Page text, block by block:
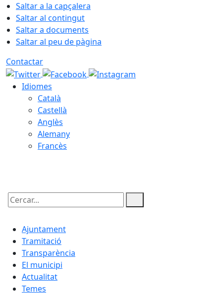
Saltar a la capçalera
Saltar al contingut
Saltar a documents
Saltar al peu de pàgina
Contactar
Idiomes
Català
Castellà
Anglès
Alemany
Francès
Cercar:
Ajuntament
Tramitació
Transparència
El municipi
Actualitat
Temes